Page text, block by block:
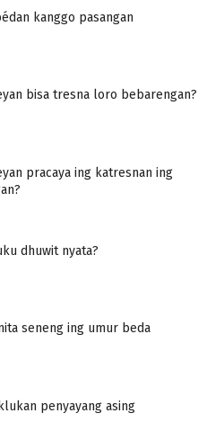
kanggo pasangan
bisa tresna loro bebarengan?
pracaya ing katresnan ing
dhuwit nyata?
seneng ing umur beda
penyayang asing